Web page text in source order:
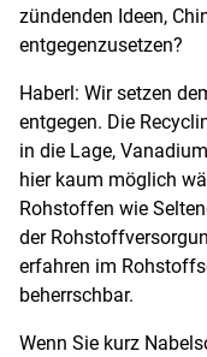
zündenden Ideen,
entgegenzusetzen?
Haberl: Wir setzen
entgegen. Die
in die Lage,
hier kaum möglich
Rohstoffen wie
der
erfahren im
beherrschbar.
Wenn Sie kurz